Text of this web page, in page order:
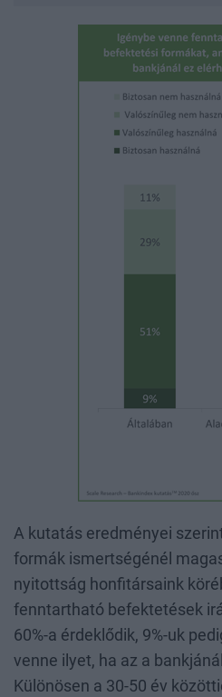
A kutatás eredményei
formák ismertségénél
nyitottság honfitársaink
fenntartható befektetések
60%-a érdeklődik, 9%-uk
venne ilyet, ha az a
Különösen a 30-50 év